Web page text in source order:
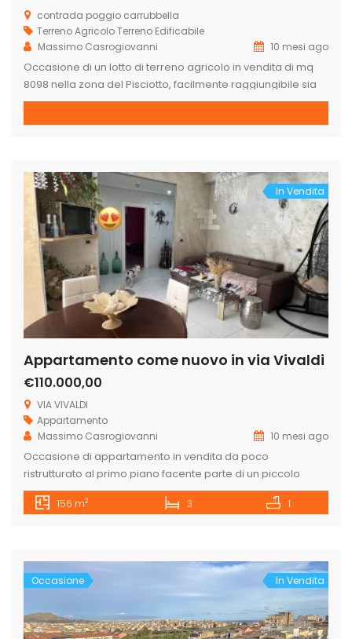
contrada poggio carrubbella
Terreno AgricoloTerreno Edificabile
Massimo Casrogiovanni
10 mesi ago
Occasione di un lotto di terreno agricolo in vendita di mq
8098 nella zona del Pisciotto, facilmente raggiungibile sia
dalla strada torre di Gaffe – Pisciotto e sia della SS 115.
In Vendita
Appartamento come nuovo in via Vivaldi
€110.000,00
VIA VIVALDI
Appartamento
Massimo Casrogiovanni
10 mesi ago
Occasione di appartamento in vendita da poco
ristrutturato al primo piano facente parte di un piccolo
condominio di sole due unità abitative, composto da
ingresso con camino, ampio salone, cucina e sala da
interna/lavanderia. Per maggiori informazioni contattateci
allo 0922771531 […]
156 m2 3 1
Occasione In Vendita